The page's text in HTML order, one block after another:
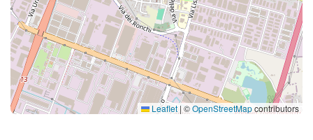
Leaflet | ©OpenStreetMapcontributors